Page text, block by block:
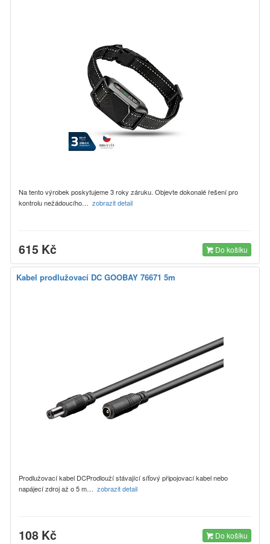
Na tento výrobek poskytujeme 3 roky záruku. Objevte dokonalé řešení pro
kontrolu nežádoucího… zobrazit detail
615 Kč Do košíku
Kabel prodlužovací DC GOOBAY 76671 5m
Prodlužovací kabel DCProdlouží stávající síťový připojovací kabel nebo
napájecí zdroj až o 5 m… zobrazit detail
108 Kč Do košíku